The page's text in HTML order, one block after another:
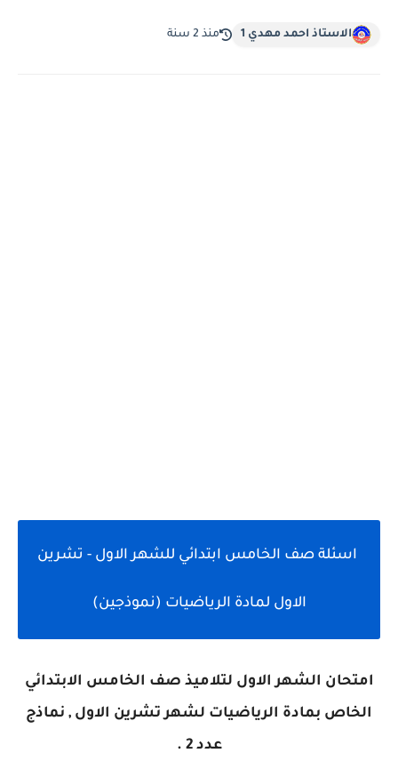
الاستاذ احمد مهدي 1 منذ 2 سنة
اسئلة صف الخامس ابتدائي للشهر الاول - تشرين
الاول لمادة الرياضيات (نموذجين)
امتحان الشهر الاول لتلاميذ صف الخامس الابتدائي
الخاص بمادة الرياضيات لشهر تشرين الاول , نماذج
عدد 2 .